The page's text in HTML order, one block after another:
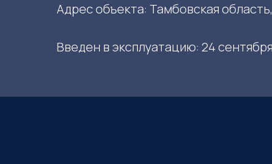
Адрес объекта: Тамбовская
Введен в эксплуатацию: 24 сентября